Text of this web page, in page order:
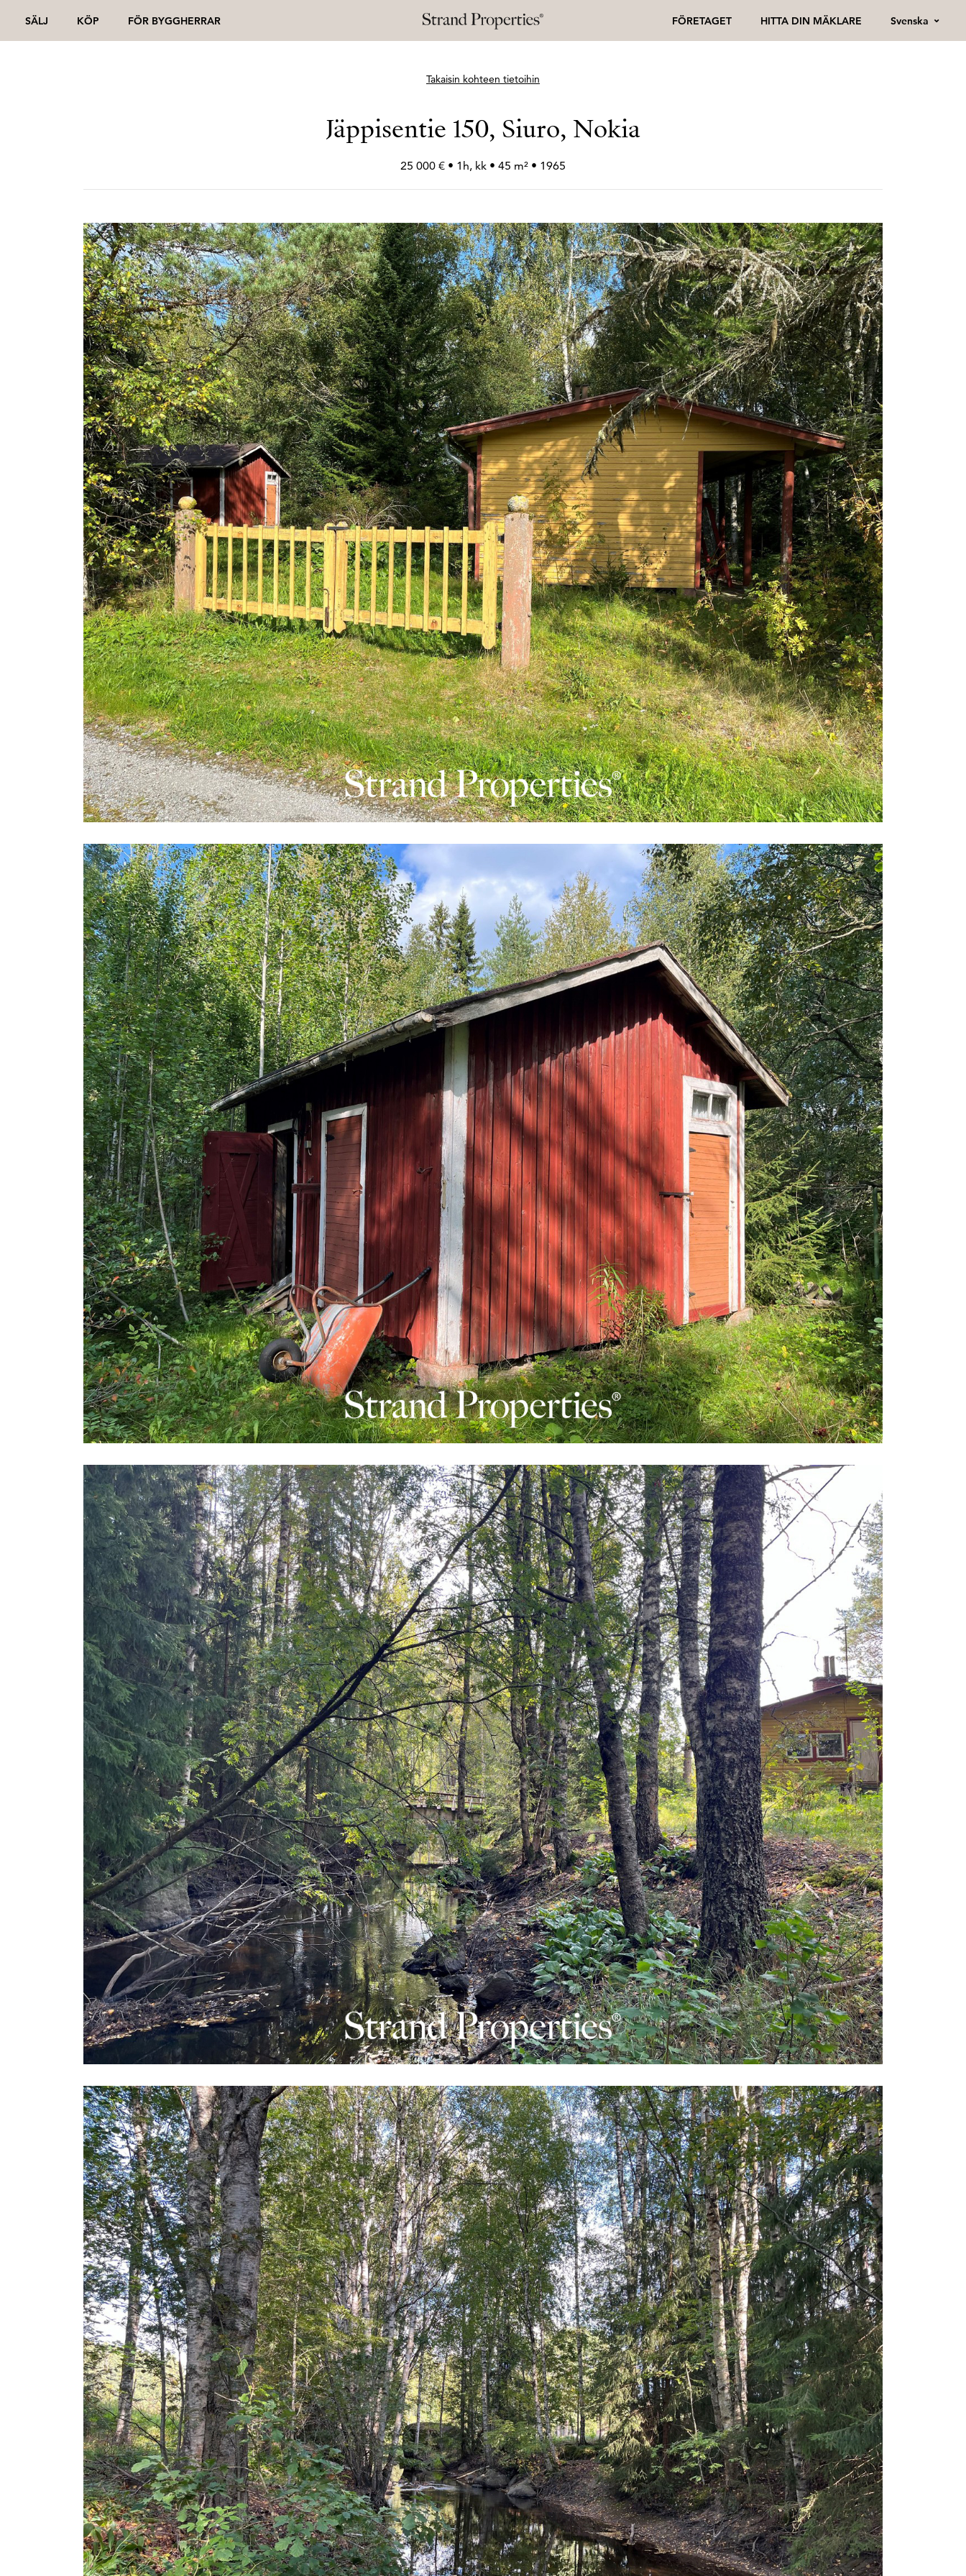
SÄLJ KÖP FÖR BYGGHERRAR FÖRETAGET HITTA DIN MÄKLARE Svenska
Takaisin kohteen tietoihin
Jäppisentie 150, Siuro, Nokia
25 000 € • 1h, kk • 45 m² • 1965